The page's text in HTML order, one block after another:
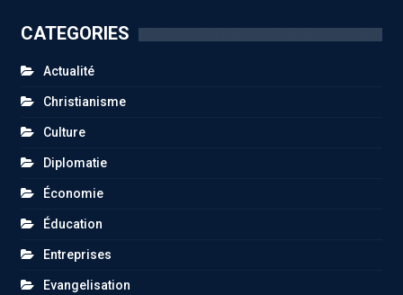
CATEGORIES
Actualité
Christianisme
Culture
Diplomatie
Économie
Éducation
Entreprises
Evangelisation